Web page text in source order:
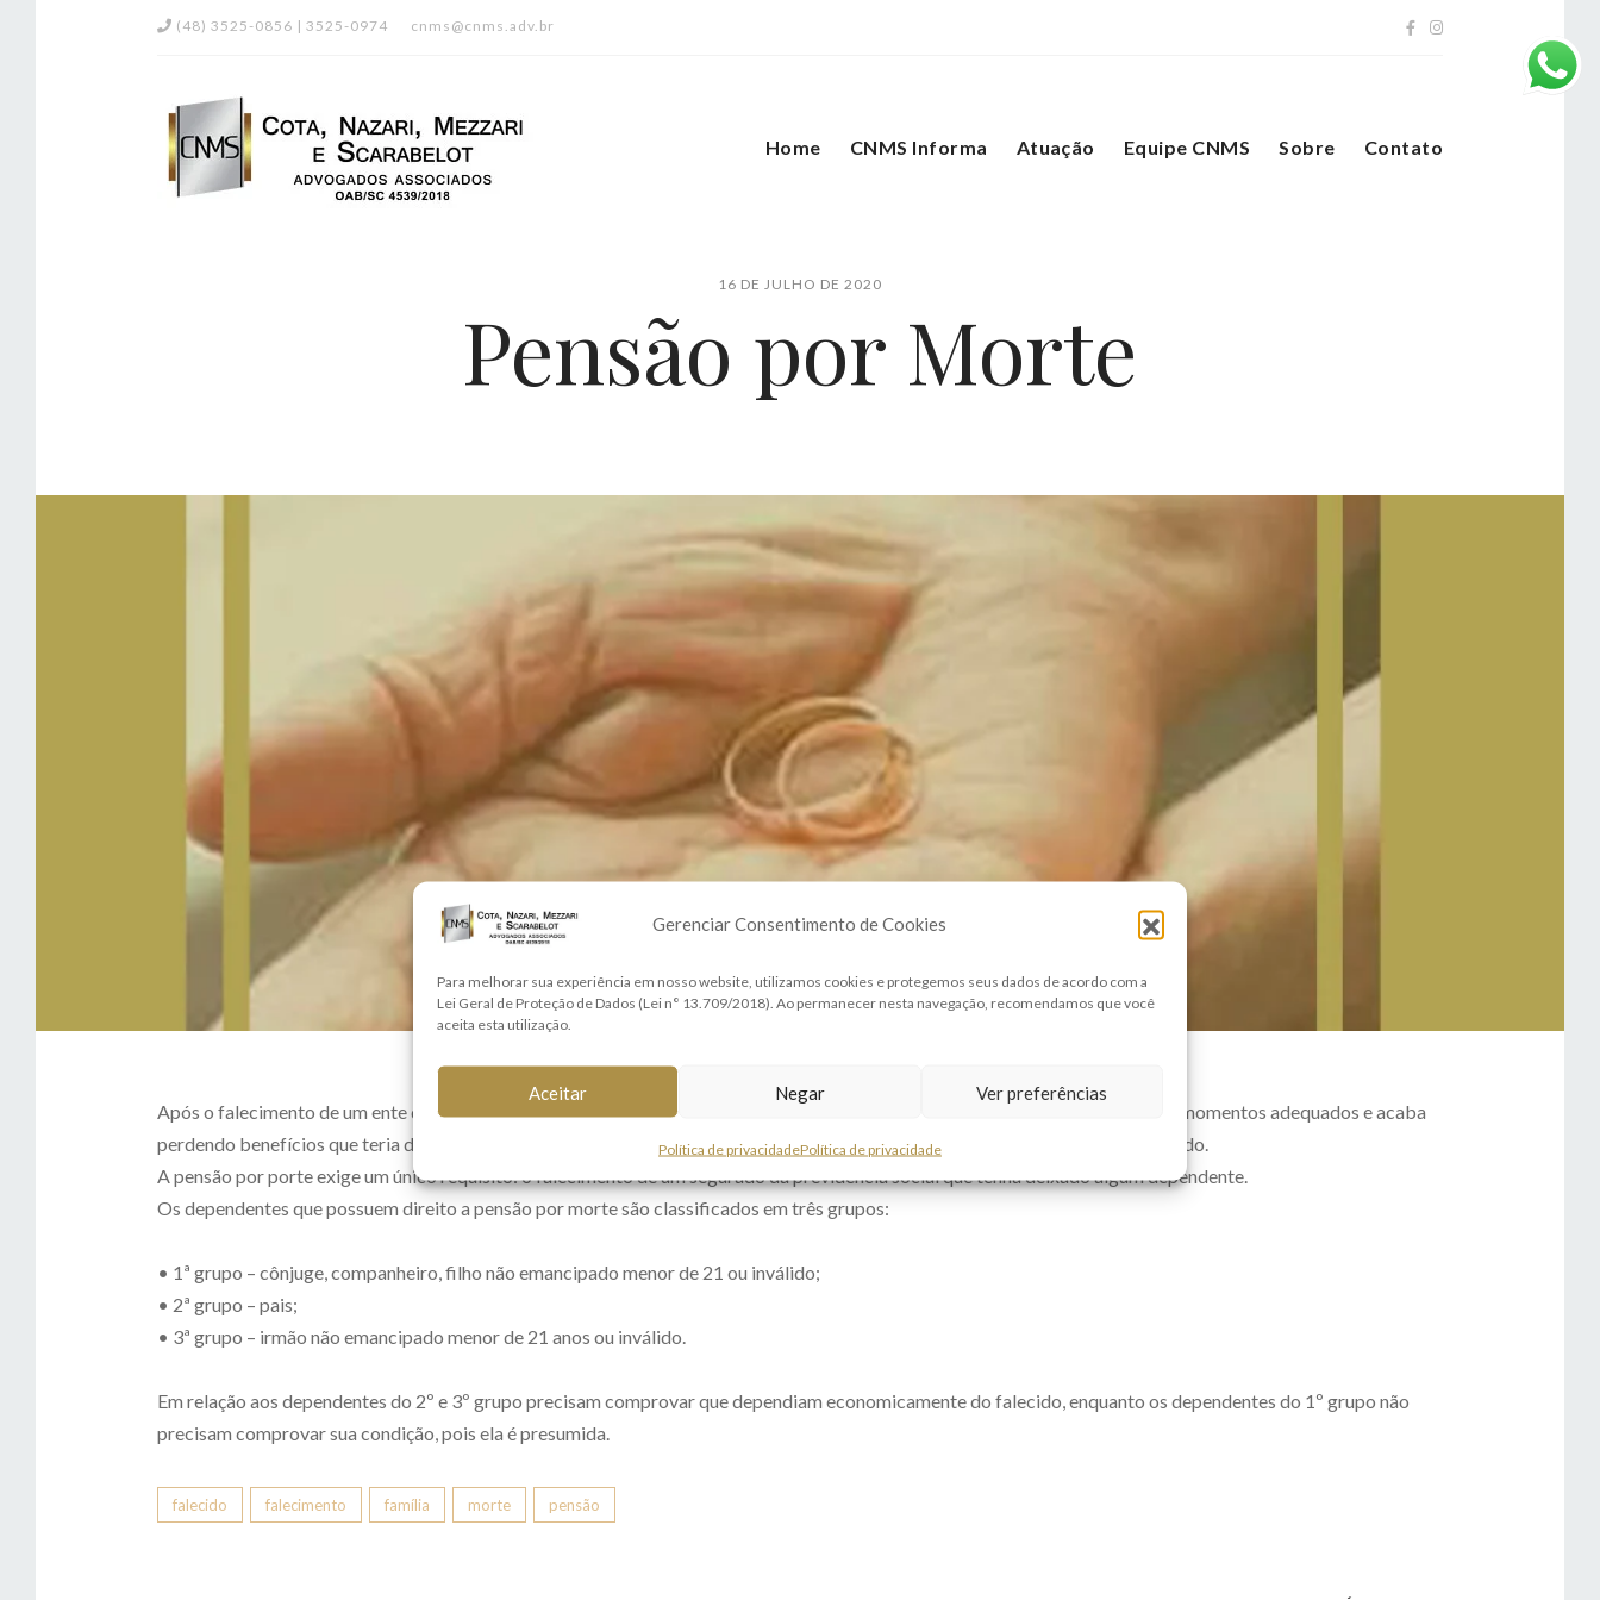
Gerenciar Consentimento de Cookies
Para melhorar sua experiência em nosso website, utilizamos cookies e protegemos seus dados de acordo com a
Lei Geral de Proteção de Dados (Lei n° 13.709/2018). Ao permanecer nesta navegação, recomendamos que você
aceita esta utilização.
Aceitar Negar Ver preferências
Política de privacidadePolítica de privacidade
(48) 3525-0856 | 3525-0974 cnms@cnms.adv.br
Home CNMS Informa Atuação Equipe CNMS Sobre Contato
16 DE JULHO DE 2020
Pensão por Morte
Após o falecimento de um ente querido, a família passa por um período difícil e, muitas vezes, deixa de buscar seus direitos nos momentos adequados e acaba
perdendo benefícios que teria direito simplesmente por não ter sido devidamente assessorado ou por não contratar um advogado.
A pensão por porte exige um único requisito: o falecimento de um segurado da previdência social que tenha deixado algum dependente.
Os dependentes que possuem direito a pensão por morte são classificados em três grupos:
• 1ª grupo – cônjuge, companheiro, filho não emancipado menor de 21 ou inválido;
• 2ª grupo – pais;
• 3ª grupo – irmão não emancipado menor de 21 anos ou inválido.
Em relação aos dependentes do 2º e 3º grupo precisam comprovar que dependiam economicamente do falecido, enquanto os dependentes do 1º grupo não
precisam comprovar sua condição, pois ela é presumida.
falecido falecimento família morte pensão